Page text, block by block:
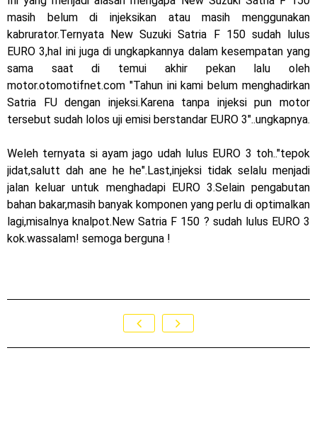
ada 2 dikota Medan !
Event Customaxi & Yard Built 2023 Resmi Dimulai !
Minggu, 9 Agustus
masih belum di injeksikan atau masih menggunakan
kabrurator.Ternyata New Suzuki Satria F 150 sudah lulus
EURO 3,hal ini juga di ungkapkannya dalam kesempatan yang
sama saat di temui akhir pekan lalu oleh
motor.otomotifnet.com "Tahun ini kami belum menghadirkan
Satria FU dengan injeksi.Karena tanpa injeksi pun motor
tersebut sudah lolos uji emisi berstandar EURO 3"..ungkapnya.
Weleh ternyata si ayam jago udah lulus EURO 3 toh.."tepok
jidat,salutt dah ane he he".Last,injeksi tidak selalu menjadi
jalan keluar untuk menghadapi EURO 3.Selain pengabutan
bahan bakar,masih banyak komponen yang perlu di optimalkan
lagi,misalnya knalpot.New Satria F 150 ? sudah lulus EURO 3
kok.wassalam! semoga berguna !